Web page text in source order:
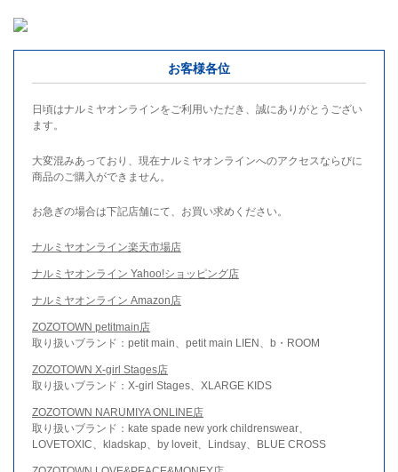
お客様各位
日頃はナルミヤオンラインをご利用いただき、誠にありがとうござい
ます。
大変混みあっており、現在ナルミヤオンラインへのアクセスならびに
商品のご購入ができません。
お急ぎの場合は下記店舗にて、お買い求めください。
ナルミヤオンライン楽天市場店
ナルミヤオンライン Yahoo!ショッピング店
ナルミヤオンライン Amazon店
ZOZOTOWN petitmain店
取り扱いブランド：petit main、petit main LIEN、b・ROOM
ZOZOTOWN X-girl Stages店
取り扱いブランド：X-girl Stages、XLARGE KIDS
ZOZOTOWN NARUMIYA ONLINE店
取り扱いブランド：kate spade new york childrenswear、
LOVETOXIC、kladskap、by loveit、Lindsay、BLUE CROSS